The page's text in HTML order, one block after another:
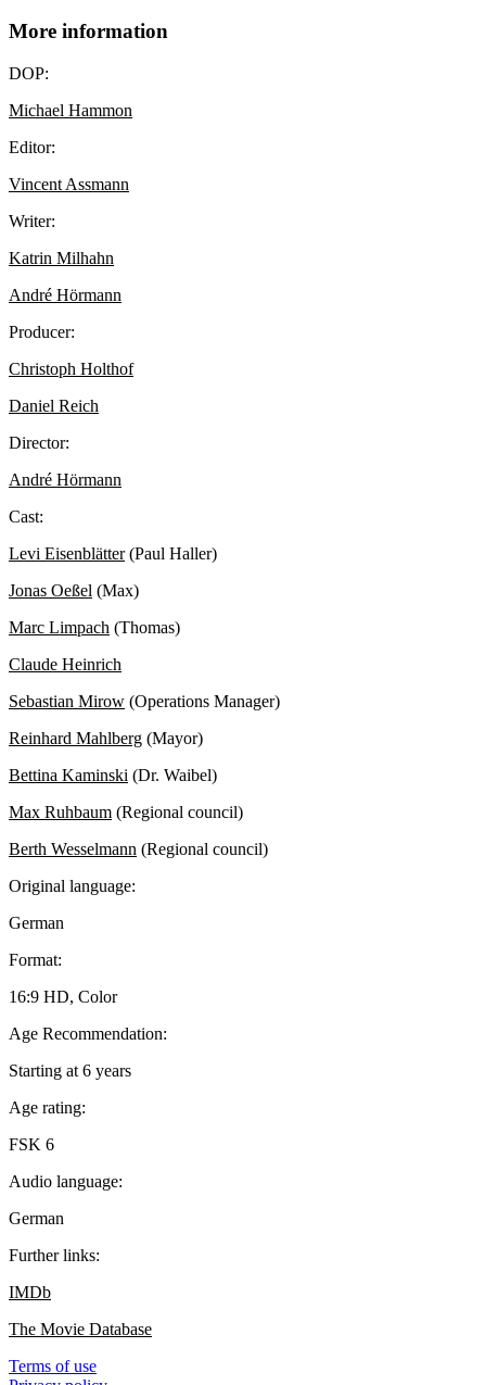
More information
DOP:
Michael Hammon
Editor:
Vincent Assmann
Writer:
Katrin Milhahn
André Hörmann
Producer:
Christoph Holthof
Daniel Reich
Director:
André Hörmann
Cast:
Levi Eisenblätter(Paul Haller)
Jonas Oeßel (Max)
Marc Limpach (Thomas)
Claude Heinrich
Sebastian Mirow (Operations Manager)
Reinhard Mahlberg (Mayor)
Bettina Kaminski (Dr. Waibel)
Max Ruhbaum (Regional council)
Berth Wesselmann (Regional council)
Original language:
German
Format:
16:9 HD, Color
Age Recommendation:
Starting at 6 years
Age rating:
FSK 6
Audio language:
German
Further links:
IMDb
The Movie Database
Terms of use